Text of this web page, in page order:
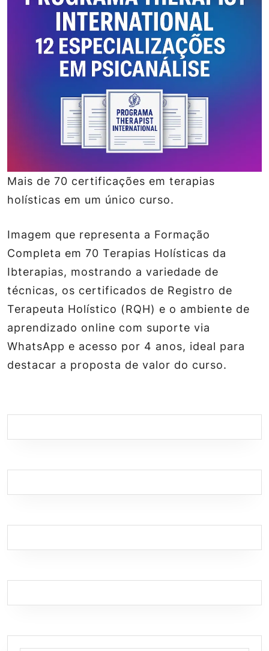
Mais de 70 certificações em terapias
holísticas em um único curso.
Imagem que representa a Formação
Completa em 70 Terapias Holísticas da
Ibterapias, mostrando a variedade de
técnicas, os certificados de Registro de
Terapeuta Holístico (RQH) e o ambiente de
aprendizado online com suporte via
WhatsApp e acesso por 4 anos, ideal para
destacar a proposta de valor do curso.